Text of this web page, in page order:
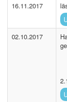
16.11.2017
02.10.2017